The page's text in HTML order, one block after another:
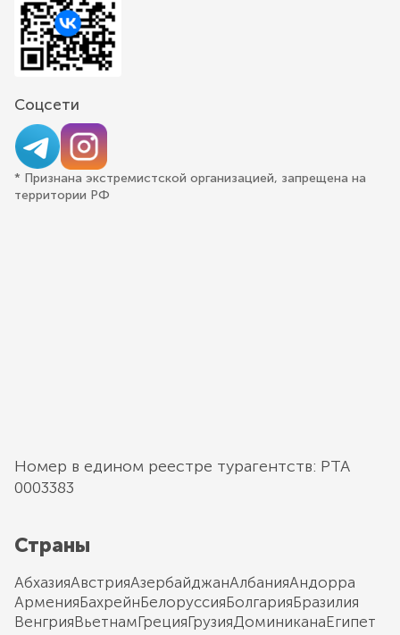
Соцсети
* Признана экстремистской организацией, запрещена на
территории РФ
Номер в едином реестре турагентств: РТА
0003383
Страны
АбхазияАвстрияАзербайджанАлбанияАндорра
АрменияБахрейнБелоруссияБолгарияБразилия
ВенгрияВьетнамГрецияГрузияДоминиканаЕгипет